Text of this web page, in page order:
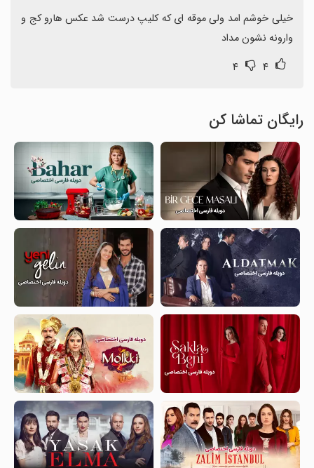
وارونه نشون مداد
۴ ۴
رایگان تماشا کن